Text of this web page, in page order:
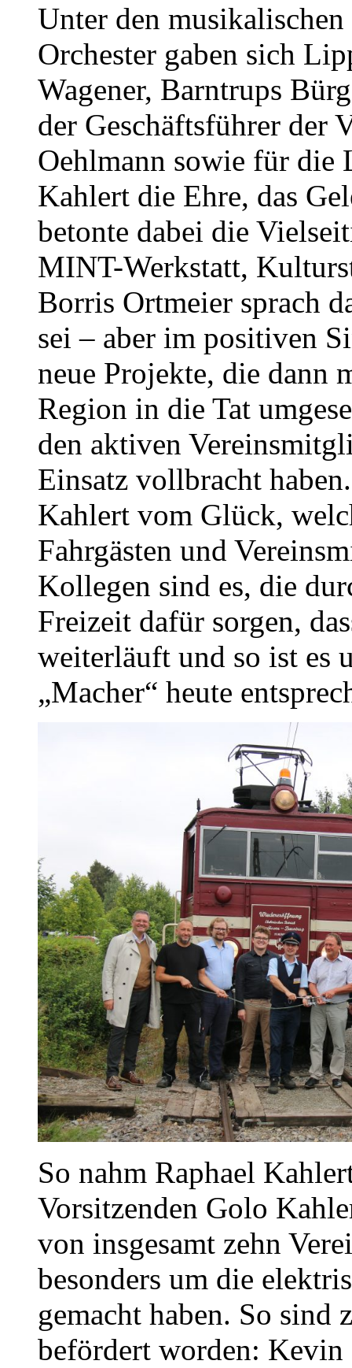
Unter den
Orchester gaben sich
Wagener, Barntrups
der Geschäftsführer der
Oehlmann sowie für die
Kahlert die Ehre, das
betonte dabei die
MINT-Werkstatt,
Borris Ortmeier sprach
sei – aber im positiven
neue Projekte, die dann
Region in die Tat
den aktiven
Einsatz vollbracht
Kahlert vom Glück,
Fahrgästen und
Kollegen sind es, die
Freizeit dafür sorgen,
weiterläuft und so ist es
„Macher“ heute
So nahm Raphael
Vorsitzenden Golo
von insgesamt zehn
besonders um die
gemacht haben. So sind
befördert worden: